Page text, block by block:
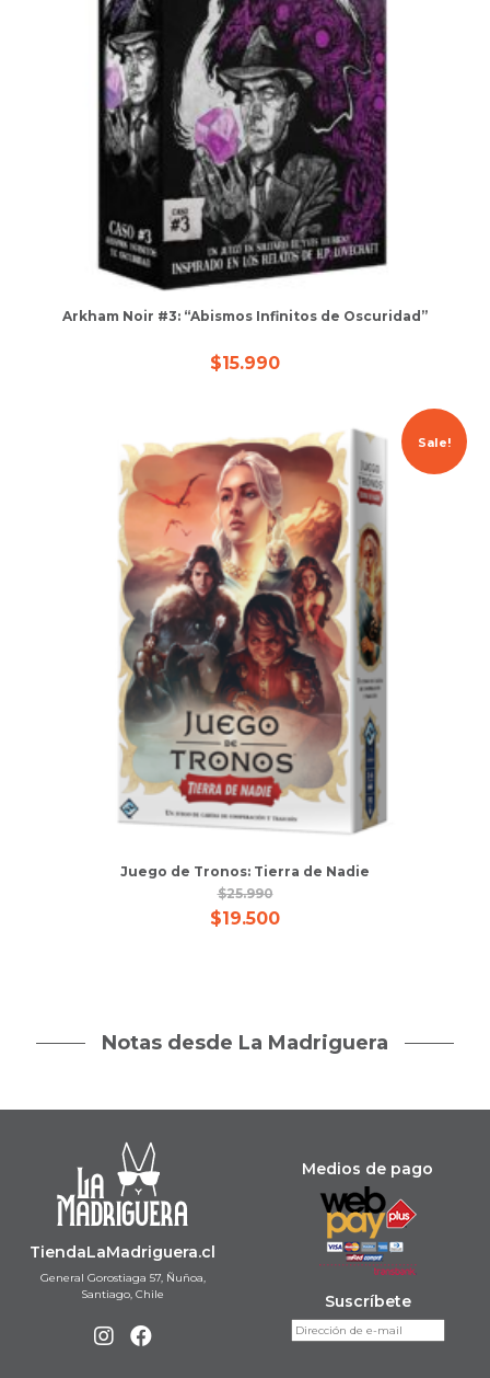
Arkham Noir #3: “Abismos Infinitos de Oscuridad”
$15.990
Sale!
Juego de Tronos: Tierra de Nadie
$25.990
$19.500
Notas desde La Madriguera
TiendaLaMadriguera.cl
General Gorostiaga 57, Ñuñoa,
Santiago, Chile
Medios de pago
Suscríbete